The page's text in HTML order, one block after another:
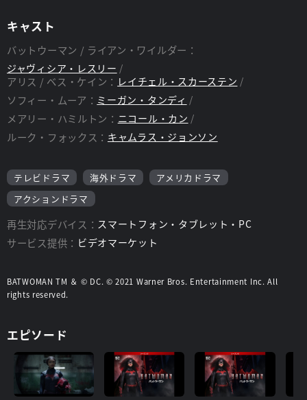
キャスト
バットウーマン / ライアン・ワイルダー：
ジャヴィシア・レスリー
アリス / ベス・ケイン： レイチェル・スカーステン
ソフィー・ムーア： ミーガン・タンディ
メアリー・ハミルトン： ニコール・カン
ルーク・フォックス： キャムラス・ジョンソン
テレビドラマ 海外ドラマ
アメリカドラマ
アクションドラマ
再生対応デバイス： スマートフォン・タブレット・PC
サービス提供： ビデオマーケット
BATWOMAN TM ＆ © DC. © 2021 Warner Bros. Entertainment Inc. All
rights reserved.
エピソード